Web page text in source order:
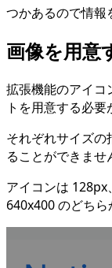
つかあるので情報
画像を用意
拡張機能のアイコ
トを用意する必要
それぞれサイズの
ることができませ
アイコンは
640x400 のどちら